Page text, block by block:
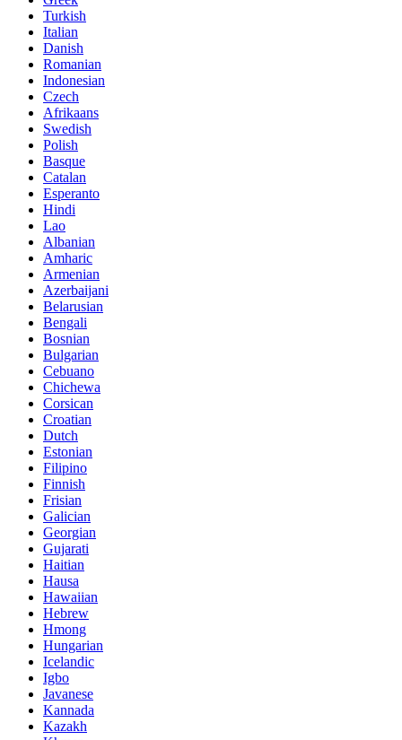
Turkish
Italian
Danish
Romanian
Indonesian
Czech
Afrikaans
Swedish
Polish
Basque
Catalan
Esperanto
Hindi
Lao
Albanian
Amharic
Armenian
Azerbaijani
Belarusian
Bengali
Bosnian
Bulgarian
Cebuano
Chichewa
Corsican
Croatian
Dutch
Estonian
Filipino
Finnish
Frisian
Galician
Georgian
Gujarati
Haitian
Hausa
Hawaiian
Hebrew
Hmong
Hungarian
Icelandic
Igbo
Javanese
Kannada
Kazakh